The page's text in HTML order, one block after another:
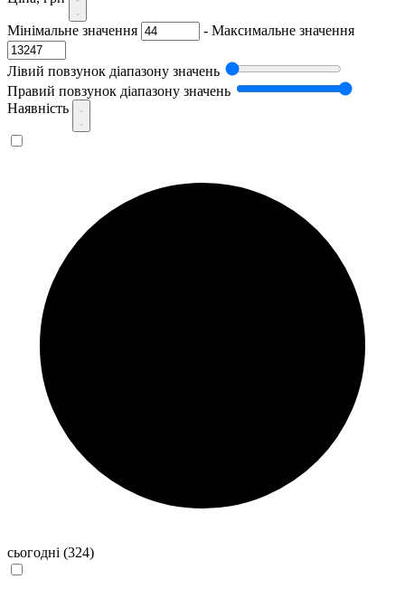
Мінімальне значення - Максимальне значення
Лівий повзунок діапазону значень
Правий повзунок діапазону значень
Наявність
сьогодні (324)